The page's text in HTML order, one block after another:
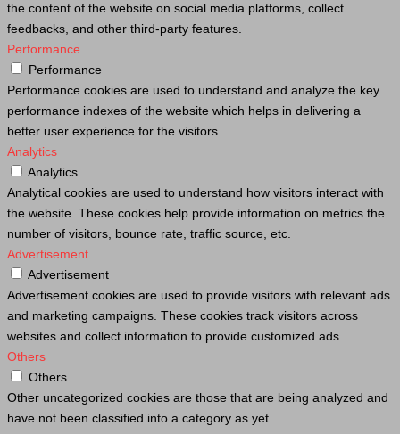
the content of the website on social media platforms, collect
feedbacks, and other third-party features.
Performance
Performance
Performance cookies are used to understand and analyze the key
performance indexes of the website which helps in delivering a
better user experience for the visitors.
Analytics
Analytics
Analytical cookies are used to understand how visitors interact with
the website. These cookies help provide information on metrics the
number of visitors, bounce rate, traffic source, etc.
Advertisement
Advertisement
Advertisement cookies are used to provide visitors with relevant ads
and marketing campaigns. These cookies track visitors across
websites and collect information to provide customized ads.
Others
Others
Other uncategorized cookies are those that are being analyzed and
have not been classified into a category as yet.